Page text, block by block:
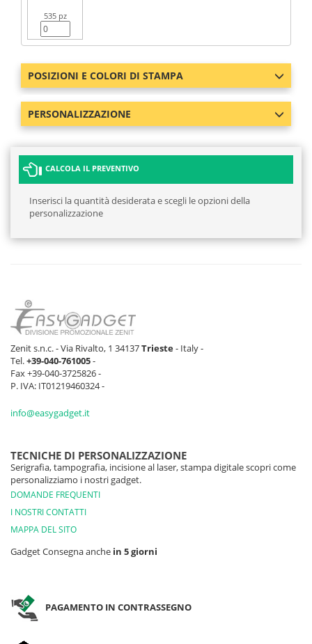
535 pz
POSIZIONI E COLORI DI STAMPA
PERSONALIZZAZIONE
CALCOLA IL PREVENTIVO
Inserisci la quantità desiderata e scegli le opzioni della
personalizzazione
Zenit s.n.c. - Via Rivalto, 1 34137Trieste- Italy -
Tel.+39-040-761005-
Fax +39-040-3725826 -
P. IVA: IT01219460324 -
info@easygadget.it
TECNICHE DI PERSONALIZZAZIONE
Serigrafia, tampografia, incisione al laser, stampa digitale scopri come
personalizziamo i nostri gadget.
DOMANDE FREQUENTI
I NOSTRI CONTATTI
MAPPA DEL SITO
Gadget Consegna anche in 5 giorni
PAGAMENTO IN CONTRASSEGNO